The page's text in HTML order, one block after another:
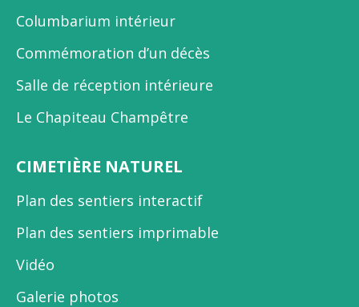
Columbarium intérieur
Commémoration d’un décès
Salle de réception intérieure
Le Chapiteau Champêtre
CIMETIÈRE NATUREL
Plan des sentiers interactif
Plan des sentiers imprimable
Vidéo
Galerie photos